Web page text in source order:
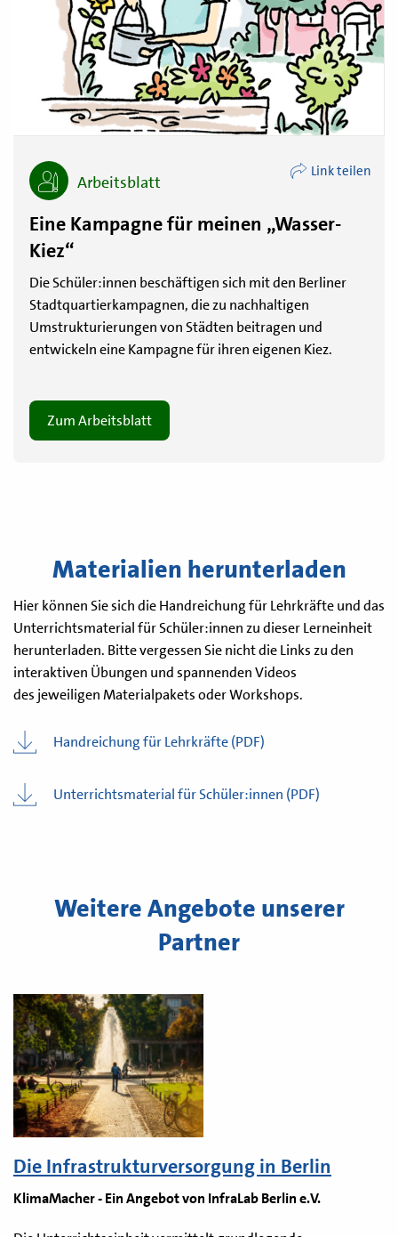
Arbeitsblatt
Link teilen
Eine Kampagne für meinen „Wasser-
Kiez“
Die Schüler:innen beschäftigen sich mit den Berliner
Stadtquartierkampagnen, die zu nachhaltigen
Umstrukturierungen von Städten beitragen und
entwickeln eine Kampagne für ihren eigenen Kiez.
Zum Arbeitsblatt
Materialien herunterladen
Hier können Sie sich die Handreichung für Lehrkräfte und das
Unterrichtsmaterial für Schüler:innen zu dieser Lerneinheit
herunterladen. Bitte vergessen Sie nicht die Links zu den
interaktiven Übungen und spannenden Videos
des jeweiligen Materialpakets oder Workshops.
Handreichung für Lehrkräfte (PDF)
Unterrichtsmaterial für Schüler:innen (PDF)
Weitere Angebote unserer
Partner
Die Infrastrukturversorgung in Berlin
KlimaMacher - Ein Angebot von InfraLab Berlin e.V.